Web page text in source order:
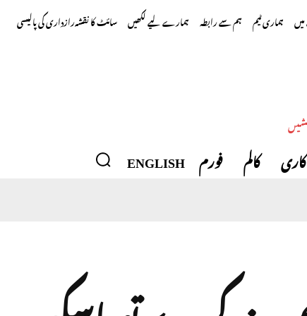
ہماری ٹیم ہم سے رابطہ ہمارے لیے لکھیں سائٹ کا نقشہرازداری کی پالیسی
کالم فورم ENGLISH